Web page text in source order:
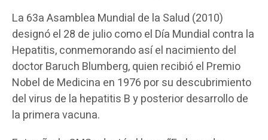
La 63a Asamblea Mundial de la Salud (2010)
designó el 28 de julio como el Día Mundial contra la
Hepatitis, conmemorando así el nacimiento del
doctor Baruch Blumberg, quien recibió el Premio
Nobel de Medicina en 1976 por su descubrimiento
del virus de la hepatitis B y posterior desarrollo de
la primera vacuna.